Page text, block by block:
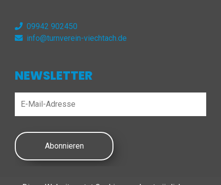
09942 902450
info@turnverein-viechtach.de
NEWSLETTER
Abonnieren